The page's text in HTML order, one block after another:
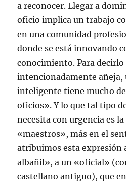
a reconocer. Llegar a
oficio implica un trabajo
en una comunidad
donde se está innovando
conocimiento. Para decirlo
intencionadamente añeja,
inteligente tiene mucho
oficios». Y lo que tal tipo
necesita con urgencia es
«maestros», más en el
atribuimos esta expresión
albañil», a un «oficial»
castellano antiguo), que